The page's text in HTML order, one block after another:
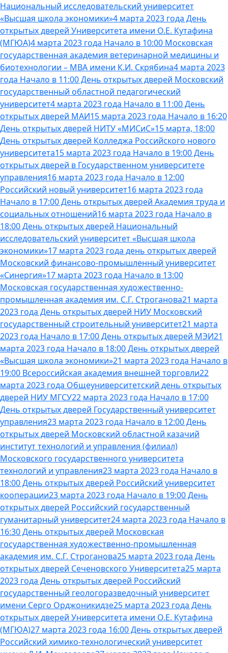
Национальный исследовательский университет
«Высшая школа экономики»4 марта 2023 года День
открытых дверей Университета имени О.Е. Кутафина
(МГЮА)4 марта 2023 года Начало в 10:00 Московская
государственная академия ветеринарной медицины и
биотехнологии – МВА имени К.И. Скрябина4 марта 2023
года Начало в 11:00 День открытых дверей Московский
государственный областной педагогический
университет4 марта 2023 года Начало в 11:00 День
открытых дверей МАИ15 марта 2023 года Начало в 16:20
День открытых дверей НИТУ «МИСиС»15 марта, 18:00
День открытых дверей Колледжа Российского нового
университета15 марта 2023 года Начало в 19:00 День
открытых дверей в Государственном университете
управления16 марта 2023 года Начало в 12:00
Российский новый университет16 марта 2023 года
Начало в 17:00 День открытых дверей Академия труда и
социальных отношений16 марта 2023 года Начало в
18:00 День открытых дверей Национальный
исследовательский университет «Высшая школа
экономики»17 марта 2023 года день открытых дверей
Московский финансово-промышленный университет
«Синергия»17 марта 2023 года Начало в 13:00
Московская государственная художественно-
промышленная академия им. С.Г. Строганова21 марта
2023 года День открытых дверей НИУ Московский
государственный строительный университет21 марта
2023 года Начало в 17:00 День открытых дверей МЭИ21
марта 2023 года Начало в 18:00 День открытых дверей
«Высшая школа экономики»21 марта 2023 года Начало в
19:00 Всероссийская академия внешней торговли22
марта 2023 года Общеуниверситетский день открытых
дверей НИУ МГСУ22 марта 2023 года Начало в 17:00
День открытых дверей Государственный университет
управления23 марта 2023 года Начало в 12:00 День
открытых дверей Московский областной казачий
институт технологий и управления (филиал)
Московского государственного университета
технологий и управления23 марта 2023 года Начало в
18:00 День открытых дверей Российский университет
кооперации23 марта 2023 года Начало в 19:00 День
открытых дверей Российский государственный
гуманитарный университет24 марта 2023 года Начало в
16:30 День открытых дверей Московская
государственная художественно-промышленная
академия им. С.Г. Строганова25 марта 2023 года День
открытых дверей Сеченовского Университета25 марта
2023 года День открытых дверей Российский
государственный геологоразведочный университет
имени Серго Орджоникидзе25 марта 2023 года День
открытых дверей Университета имени О.Е. Кутафина
(МГЮА)27 марта 2023 года 16:00 День открытых дверей
Российский химико-технологический университет